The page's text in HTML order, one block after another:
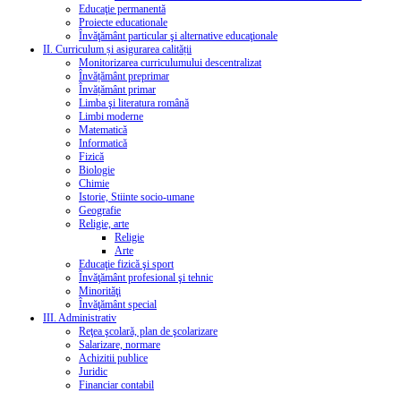
Educaţie permanentă
Proiecte educationale
Învăţământ particular şi alternative educaţionale
II. Curriculum și asigurarea calității
Monitorizarea curriculumului descentralizat
Învățământ preprimar
Învățământ primar
Limba şi literatura română
Limbi moderne
Matematică
Informatică
Fizică
Biologie
Chimie
Istorie, Stiinte socio-umane
Geografie
Religie, arte
Religie
Arte
Educaţie fizică şi sport
Învăţământ profesional şi tehnic
Minorităţi
Învăţământ special
III. Administrativ
Reţea şcolară, plan de şcolarizare
Salarizare, normare
Achizitii publice
Juridic
Financiar contabil